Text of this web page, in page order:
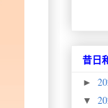
昔日
►
▼